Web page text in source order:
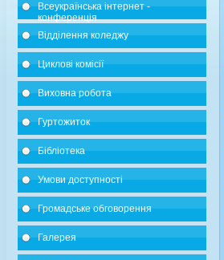
Всеукраїнська інтернет -
конференція
Відділення коледжу
Циклові комісії
Виховна робота
Гуртожиток
Бібліотека
Умови доступності
Громадське обговорення
Галерея